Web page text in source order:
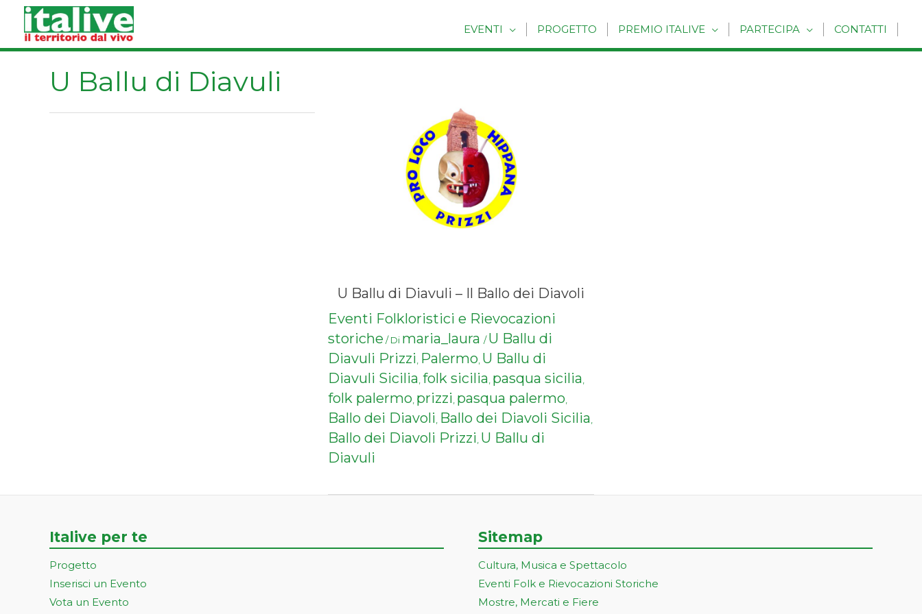
contenuto
EVENTI PROGETTO PREMIO ITALIVE PARTECIPA CONTATTI
U Ballu di Diavuli
U Ballu di Diavuli – Il Ballo dei Diavoli
Eventi Folkloristici e Rievocazioni
storiche / Di maria_laura / U Ballu di
Diavuli Prizzi, Palermo, U Ballu di
Diavuli Sicilia, folk sicilia, pasqua sicilia,
folk palermo, prizzi, pasqua palermo,
Ballo dei Diavoli, Ballo dei Diavoli Sicilia,
Ballo dei Diavoli Prizzi, U Ballu di
Diavuli
Italive per te
Progetto
Inserisci un Evento
Vota un Evento
Sitemap
Cultura, Musica e Spettacolo
Eventi Folk e Rievocazioni Storiche
Mostre, Mercati e Fiere